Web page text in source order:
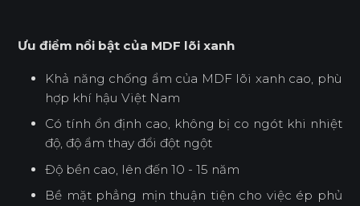
Ưu điểm nổi bật của MDF lõi xanh
Khả năng chống ẩm của MDF lõi xanh cao, phù
hợp khí hậu Việt Nam
Có tính ổn định cao, không bị co ngót khi nhiệt
độ, độ ẩm thay đổi đột ngột
Độ bền cao, lên đến 10 - 15 năm
Bề mặt phẳng mịn thuận tiện cho việc ép phủ